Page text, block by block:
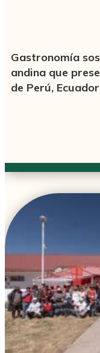
Gastronomía
andina que
de Perú,